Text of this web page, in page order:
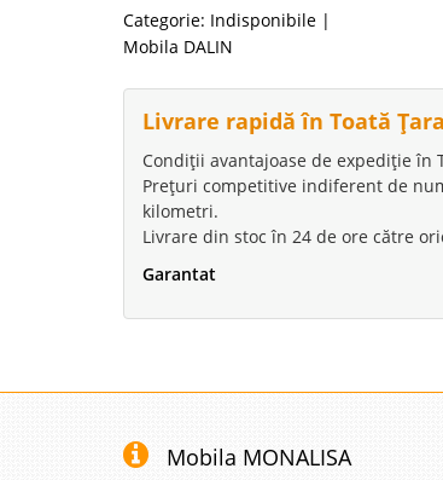
Categorie: Indisponibile |
Mobila DALIN
Livrare rapidă în Toată Țara
Condiții avantajoase de expediție în
Prețuri competitive indiferent de
kilometri.
Livrare din stoc în 24 de ore către
Garantat
Mobila MONALISA